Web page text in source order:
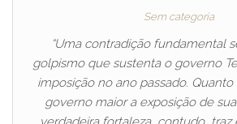
Sem categoria
“Uma contradição fundamental
golpismo que sustenta o governo
imposição no ano passado.
governo maior a exposição de